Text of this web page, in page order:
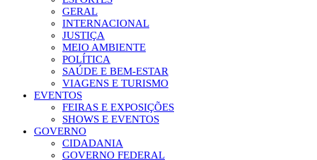
GERAL
INTERNACIONAL
JUSTIÇA
MEIO AMBIENTE
POLÍTICA
SAÚDE E BEM-ESTAR
VIAGENS E TURISMO
EVENTOS
FEIRAS E EXPOSIÇÕES
SHOWS E EVENTOS
GOVERNO
CIDADANIA
GOVERNO FEDERAL